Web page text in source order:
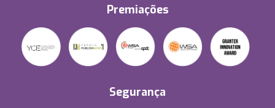
Premiações
Segurança